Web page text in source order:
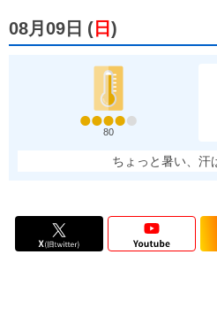
08月09日 ( 日 )
80
ちょっと暑い、汗